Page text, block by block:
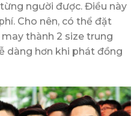
người được. Điều này
Cho nên, có thể đặt
thành 2 size trung
dàng hơn khi phát đồng